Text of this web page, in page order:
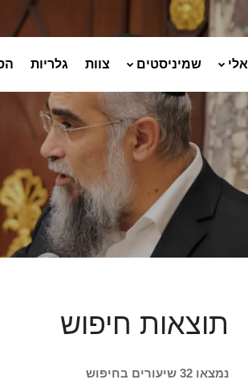
שמיניסטים צוות גלריות
תוצאות חיפוש
נמצאו 32 שיעורים בחיפוש